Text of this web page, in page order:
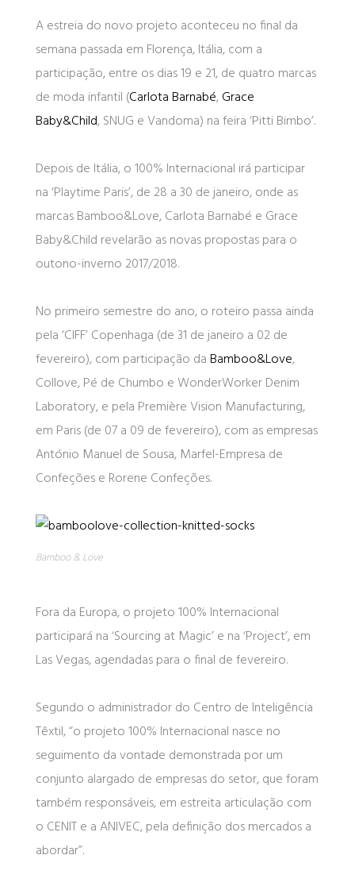
A estreia do novo projeto aconteceu no final da
semana passada em Florença, Itália, com a
participação, entre os dias 19 e 21, de quatro marcas
de moda infantil (Carlota Barnabé,Grace
Baby&Child, SNUG e Vandoma) na feira ‘Pitti Bimbo’.
Depois de Itália, o 100% Internacional irá participar
na ‘Playtime Paris’, de 28 a 30 de janeiro, onde as
marcas Bamboo&Love, Carlota Barnabé e Grace
Baby&Child revelarão as novas propostas para o
outono-inverno 2017/2018.
No primeiro semestre do ano, o roteiro passa ainda
pela ‘CIFF’ Copenhaga (de 31 de janeiro a 02 de
fevereiro), com participação daBamboo&Love,
Collove, Pé de Chumbo e WonderWorker Denim
Laboratory, e pela Première Vision Manufacturing,
em Paris (de 07 a 09 de fevereiro), com as empresas
António Manuel de Sousa, Marfel-Empresa de
Confeções e Rorene Confeções.
Bamboo & Love
Fora da Europa, o projeto 100% Internacional
participará na ‘Sourcing at Magic’ e na ‘Project’, em
Las Vegas, agendadas para o final de fevereiro.
Segundo o administrador do Centro de Inteligência
Têxtil, “o projeto 100% Internacional nasce no
seguimento da vontade demonstrada por um
conjunto alargado de empresas do setor, que foram
também responsáveis, em estreita articulação com
o CENIT e a ANIVEC, pela definição dos mercados a
abordar”.